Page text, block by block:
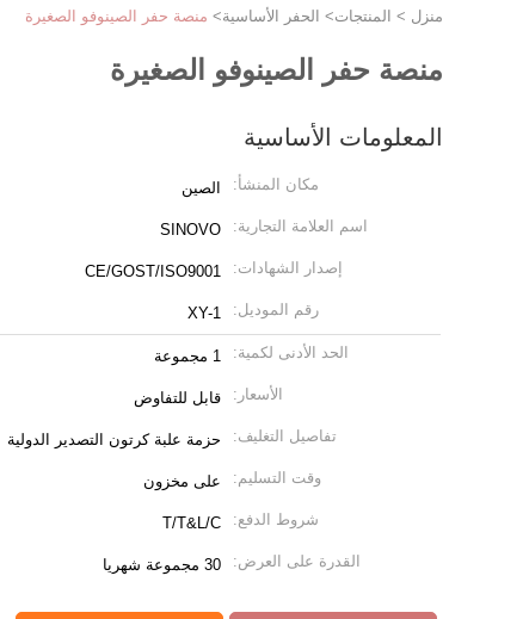
منزل > المنتجات> الحفر الأساسية> منصة حفر الصينوفو الصغيرة
منصة حفر الصينوفو الصغيرة
المعلومات الأساسية
مكان المنشأ: الصين
اسم العلامة التجارية: SINOVO
إصدار الشهادات: CE/GOST/ISO9001
رقم الموديل: XY-1
الحد الأدنى لكمية: 1 مجموعة
الأسعار: قابل للتفاوض
تفاصيل التغليف: حزمة علبة كرتون التصدير الدولية
وقت التسليم: على مخزون
شروط الدفع: T/T&L/C
القدرة على العرض: 30 مجموعة شهريا